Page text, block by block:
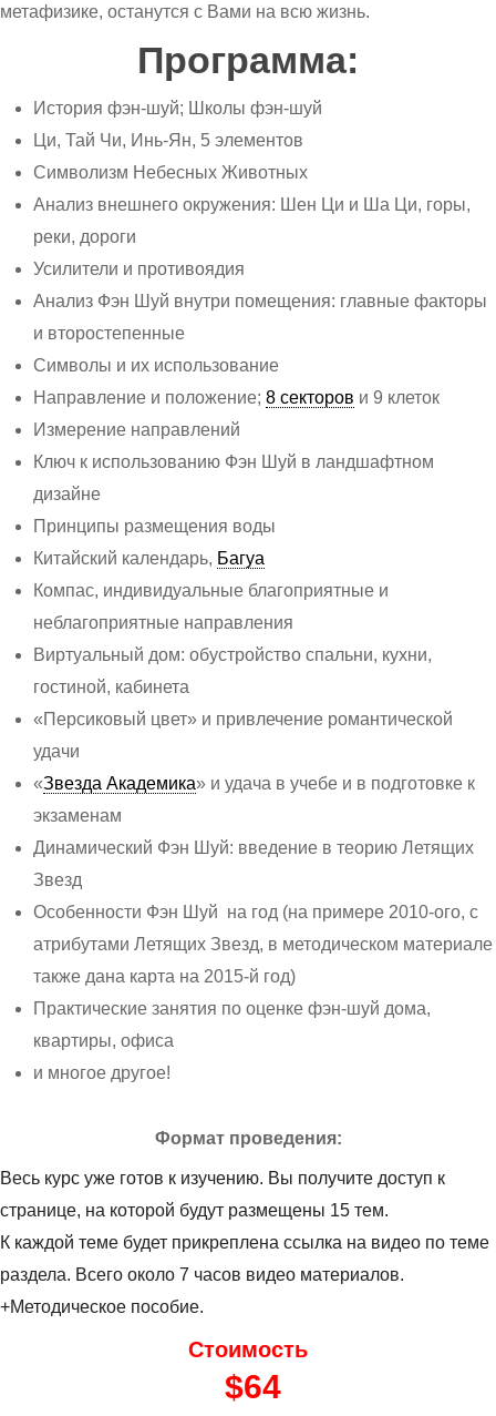
метафизике, останутся с Вами на всю жизнь.
Программа:
История фэн-шуй; Школы фэн-шуй
Ци, Тай Чи, Инь-Ян, 5 элементов
Символизм Небесных Животных
Анализ внешнего окружения: Шен Ци и Ша Ци, горы,
реки, дороги
Усилители и противоядия
Анализ Фэн Шуй внутри помещения: главные факторы
и второстепенные
Символы и их использование
Направление и положение;8 секторов и 9 клеток
Измерение направлений
Ключ к использованию Фэн Шуй в ландшафтном
дизайне
Принципы размещения воды
Китайский календарь, Багуа
Компас, индивидуальные благоприятные и
неблагоприятные направления
Виртуальный дом: обустройство спальни, кухни,
гостиной, кабинета
«Персиковый цвет» и привлечение романтической
удачи
«Звезда Академика» и удача в учебе и в подготовке к
экзаменам
Динамический Фэн Шуй: введение в теорию Летящих
Звезд
Особенности Фэн Шуй на год (на примере 2010-ого, с
атрибутами Летящих Звезд, в методическом материале
также дана карта на 2015-й год)
Практические занятия по оценке фэн-шуй дома,
квартиры, офиса
и многое другое!
Формат проведения:
Весь курс уже готов к изучению. Вы получите доступ к
странице, на которой будут размещены 15 тем.
К каждой теме будет прикреплена ссылка на видео по теме
раздела. Всего около 7 часов видео материалов.
+Методическое пособие.
Стоимость
$64